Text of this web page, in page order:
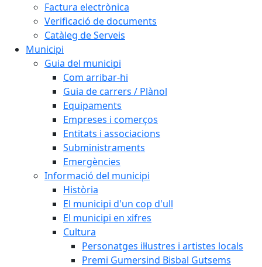
Factura electrònica
Verificació de documents
Catàleg de Serveis
Municipi
Guia del municipi
Com arribar-hi
Guia de carrers / Plànol
Equipaments
Empreses i comerços
Entitats i associacions
Subministraments
Emergències
Informació del municipi
Història
El municipi d'un cop d'ull
El municipi en xifres
Cultura
Personatges il·lustres i artistes locals
Premi Gumersind Bisbal Gutsems